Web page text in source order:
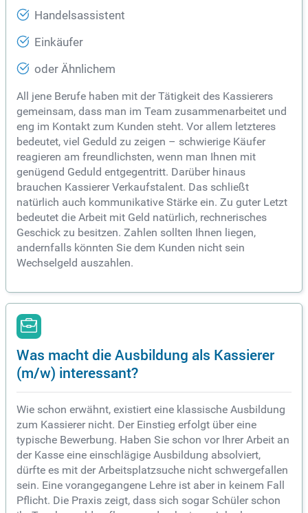
Handelsassistent
Einkäufer
oder Ähnlichem
All jene Berufe haben mit der Tätigkeit des Kassierers
gemeinsam, dass man im Team zusammenarbeitet und
eng im Kontakt zum Kunden steht. Vor allem letzteres
bedeutet, viel Geduld zu zeigen – schwierige Käufer
reagieren am freundlichsten, wenn man Ihnen mit
genügend Geduld entgegentritt. Darüber hinaus
brauchen Kassierer Verkaufstalent. Das schließt
natürlich auch kommunikative Stärke ein. Zu guter Letzt
bedeutet die Arbeit mit Geld natürlich, rechnerisches
Geschick zu besitzen. Zahlen sollten Ihnen liegen,
andernfalls könnten Sie dem Kunden nicht sein
Wechselgeld auszahlen.
Was macht die Ausbildung als Kassierer
(m/w) interessant?
Wie schon erwähnt, existiert eine klassische Ausbildung
zum Kassierer nicht. Der Einstieg erfolgt über eine
typische Bewerbung. Haben Sie schon vor Ihrer Arbeit an
der Kasse eine einschlägige Ausbildung absolviert,
dürfte es mit der Arbeitsplatzsuche nicht schwergefallen
sein. Eine vorangegangene Lehre ist aber in keinem Fall
Pflicht. Die Praxis zeigt, dass sich sogar Schüler schon